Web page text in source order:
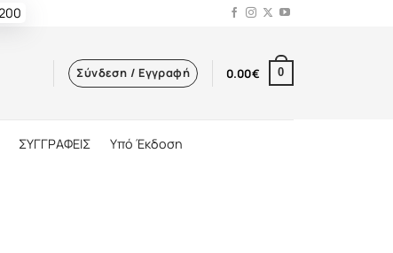
Σύνδεση / Εγγραφή 0.00€ 0
ΣΥΓΓΡΑΦΕΙΣ Υπό Έκδοση